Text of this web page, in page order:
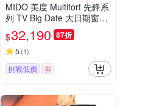
MIDO 美度 Multifort 先鋒系
列 TV Big Date 大日期窗機
械錶-M0495261104100/40
mm
$32,190 87折
5 (1)
挑戰低價 券